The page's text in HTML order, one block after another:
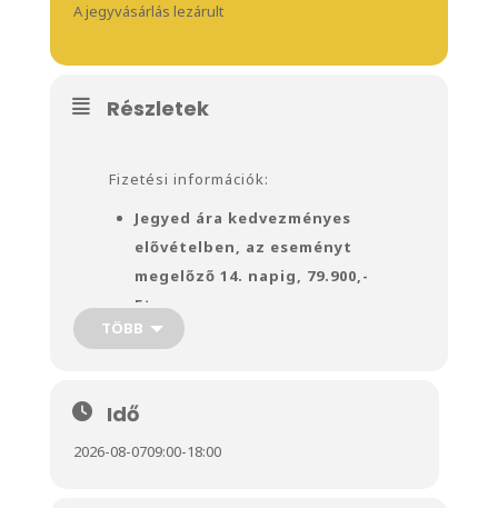
A jegyvásárlás lezárult
Részletek
Fizetési információk:
Jegyed ára kedvezményes
elővételben, az eseményt
megelőző 14. napig, 79.900,-
Ft.
Kedvezményes jegyvásárlás
49.900,- Ft foglaló részt kell
TÖBB
Idő
2026-08-0709:00-18:00